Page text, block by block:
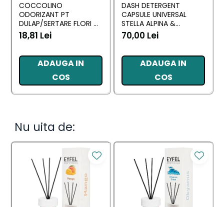
COCCOLINO
ODORIZANT PT
DULAP/SERTARE FLORI DI
PRIMAVERA 3 BUC
18,81 Lei
ADAUGA IN
COS
DASH DETERGENT
CAPSULE UNIVERSAL
STELLA ALPINA &
MUSCHINO BIANCO 60
BUC
70,00 Lei
ADAUGA IN
COS
Nu uita de: